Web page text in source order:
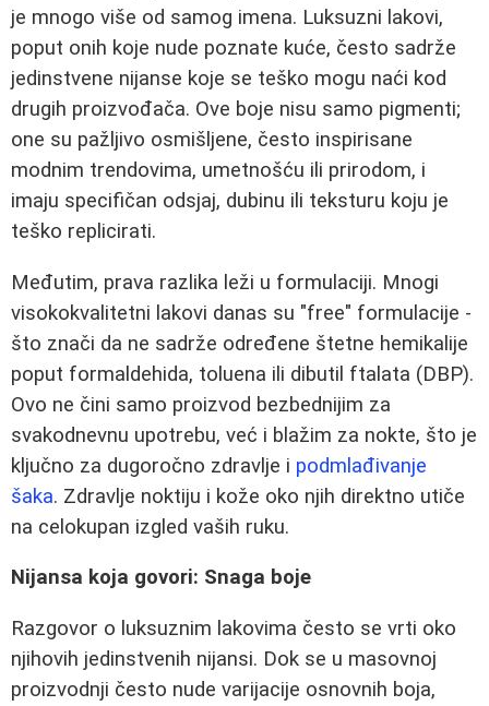
je mnogo više od samog imena. Luksuzni lakovi,
poput onih koje nude poznate kuće, često sadrže
jedinstvene nijanse koje se teško mogu naći kod
drugih proizvođača. Ove boje nisu samo pigmenti;
one su pažljivo osmišljene, često inspirisane
modnim trendovima, umetnošću ili prirodom, i
imaju specifičan odsjaj, dubinu ili teksturu koju je
teško replicirati.
Međutim, prava razlika leži u formulaciji. Mnogi
visokokvalitetni lakovi danas su "free" formulacije -
što znači da ne sadrže određene štetne hemikalije
poput formaldehida, toluena ili dibutil ftalata (DBP).
Ovo ne čini samo proizvod bezbednijim za
svakodnevnu upotrebu, već i blažim za nokte, što je
ključno za dugoročno zdravlje i podmlađivanje
šaka. Zdravlje noktiju i kože oko njih direktno utiče
na celokupan izgled vaših ruku.
Nijansa koja govori: Snaga boje
Razgovor o luksuznim lakovima često se vrti oko
njihovih jedinstvenih nijansi. Dok se u masovnoj
proizvodnji često nude varijacije osnovnih boja,